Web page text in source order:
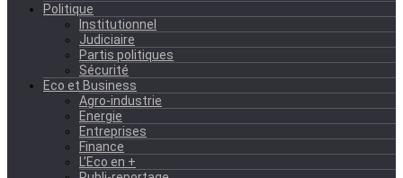
Politique
Institutionnel
Judiciaire
Partis politiques
Sécurité
Eco et Business
Agro-industrie
Energie
Entreprises
Finance
L’Eco en +